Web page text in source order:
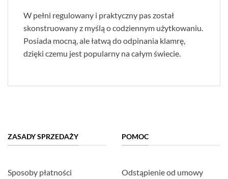
W pełni regulowany i praktyczny pas został
skonstruowany z myślą o codziennym użytkowaniu.
Posiada mocną, ale łatwą do odpinania klamrę,
dzięki czemu jest popularny na całym świecie.
ZASADY SPRZEDAŻY
Sposoby płatności
POMOC
Odstąpienie od umowy